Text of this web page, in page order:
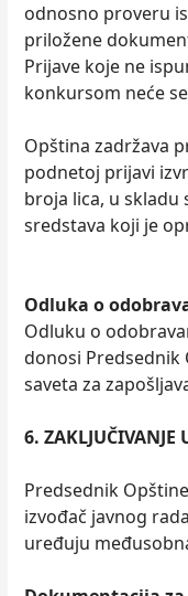
odnosno proveru
priložene
Prijave koje ne
konkursom neće
Opština zadržava
podnetoj prijavi
broja lica, u skladu
sredstava koji je
Odluka o
Odluku o
donosi Predsednik
saveta za
6. ZAKLJUČIVANJE
Predsednik
izvođač javnog
uređuju